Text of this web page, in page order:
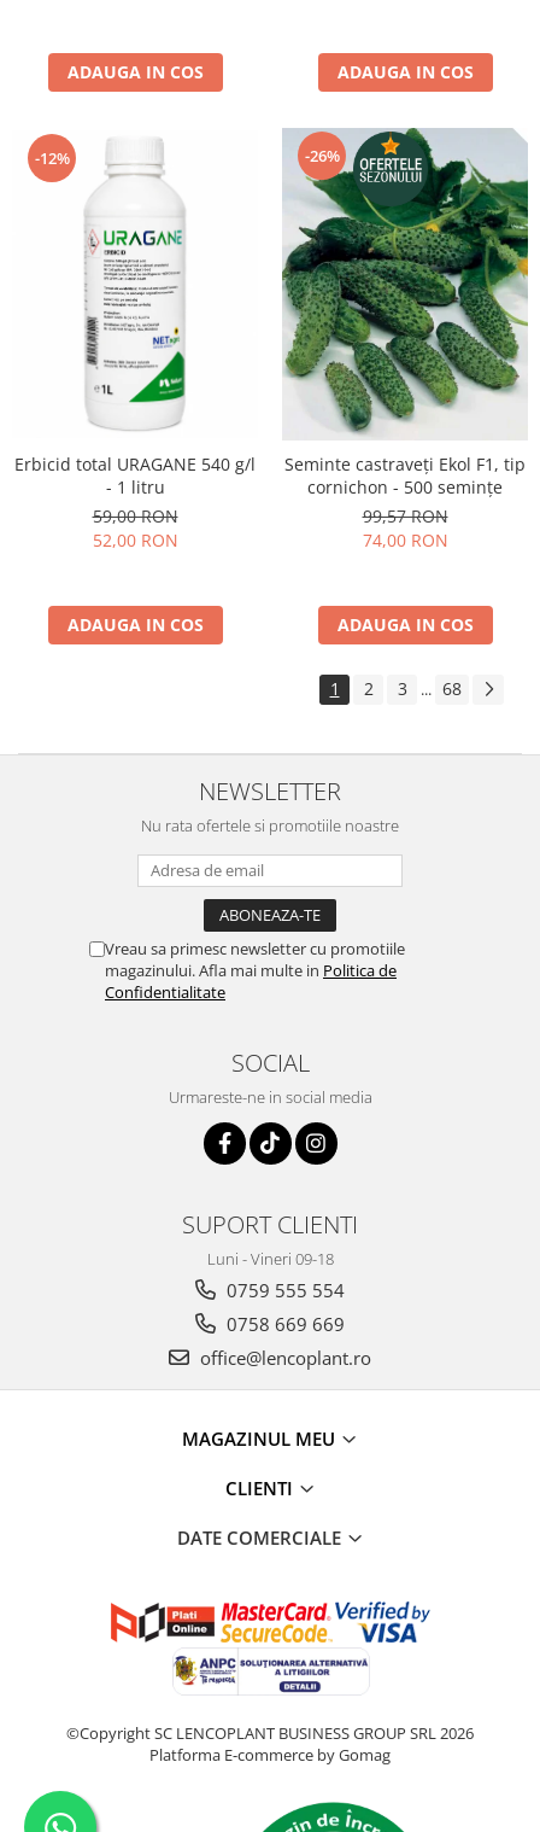
ADAUGA IN COS ADAUGA IN COS
-12%
Erbicid total URAGANE 540 g/l
- 1 litru
59,00 RON
52,00 RON
ADAUGA IN COS
-26%
Seminte castraveți Ekol F1, tip
cornichon - 500 semințe
99,57 RON
74,00 RON
ADAUGA IN COS
1 2 3 ... 68
NEWSLETTER
Nu rata ofertele si promotiile noastre
Vreau sa primesc newsletter cu promotiile
magazinului. Afla mai multe in Politica de
Confidentialitate
SOCIAL
Urmareste-ne in social media
SUPORT CLIENTI
Luni - Vineri 09-18
0759 555 554
0758 669 669
office@lencoplant.ro
MAGAZINUL MEU
CLIENTI
DATE COMERCIALE
©Copyright SC LENCOPLANT BUSINESS GROUP SRL 2026
Platforma E-commerce by Gomag